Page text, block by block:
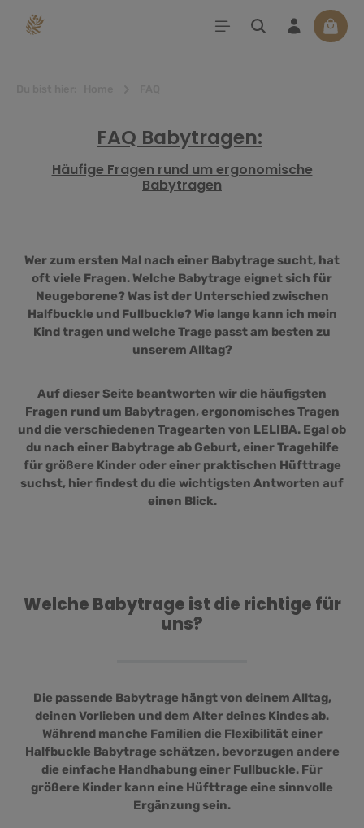
springen
FAQ Babytragen:
Häufige Fragen rund um ergonomische
Babytragen
Wer zum ersten Mal nach einer Babytrage sucht, hat
oft viele Fragen. Welche Babytrage eignet sich für
Neugeborene? Was ist der Unterschied zwischen
Halfbuckle und Fullbuckle? Wie lange kann ich mein
Kind tragen und welche Trage passt am besten zu
unserem Alltag?
Auf dieser Seite beantworten wir die häufigsten
Fragen rund um Babytragen, ergonomisches Tragen
und die verschiedenen Tragearten von LELIBA. Egal ob
du nach einer Babytrage ab Geburt, einer Tragehilfe
für größere Kinder oder einer praktischen Hüfttrage
suchst, hier findest du die wichtigsten Antworten auf
einen Blick.
Welche Babytrage ist die richtige für
uns?
Die passende Babytrage hängt von deinem Alltag,
deinen Vorlieben und dem Alter deines Kindes ab.
Während manche Familien die Flexibilität einer
Halfbuckle Babytrage schätzen, bevorzugen andere
die einfache Handhabung einer Fullbuckle. Für
größere Kinder kann eine Hüfttrage eine sinnvolle
Ergänzung sein.